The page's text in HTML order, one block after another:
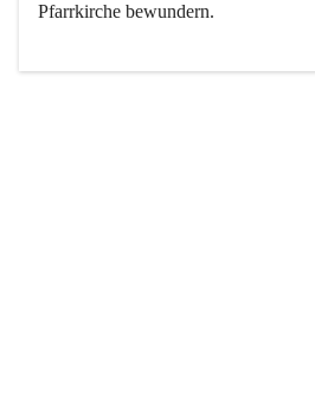
Pfarrkirche bewundern.
Der Weinbau dominert heute nicht